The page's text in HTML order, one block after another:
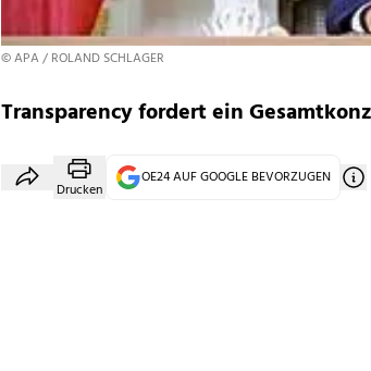
© APA / ROLAND SCHLAGER
Transparency fordert ein
Drucken
OE24 AUF GOOGLE BEVORZUGEN